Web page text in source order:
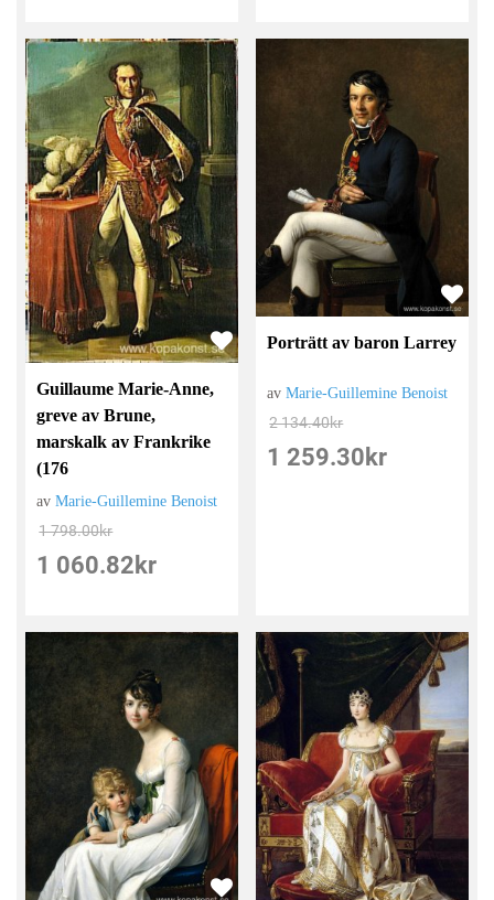
Guillaume Marie-Anne,
greve av Brune,
marskalk av Frankrike
(176
avMarie-Guillemine Benoist
1 798.00kr
1 060.82 kr
Porträtt av baron Larrey
avMarie-Guillemine Benoist
2 134.40kr
1 259.30 kr